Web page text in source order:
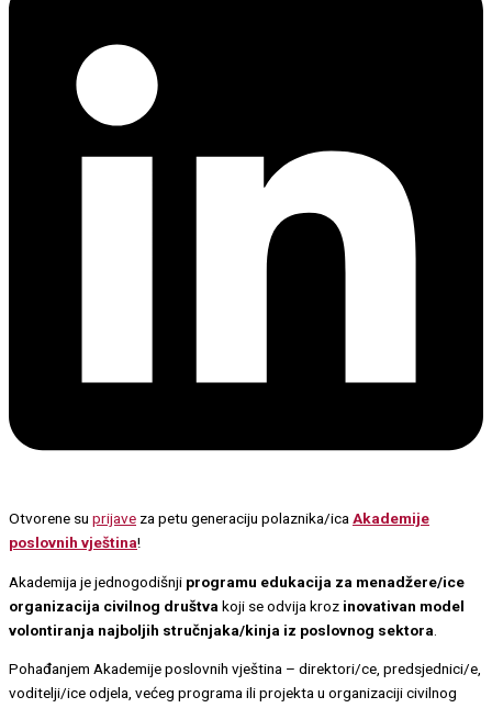
Otvorene su prijave za petu generaciju polaznika/ica Akademije
poslovnih vještina!
Akademija je jednogodišnji programu edukacija za menadžere/ice
organizacija civilnog društva koji se odvija kroz inovativan model
volontiranja najboljih stručnjaka/kinja iz poslovnog sektora
Pohađanjem Akademije poslovnih vještina – direktori/ce, predsjednici/e,
voditelji/ice odjela, većeg programa ili projekta u organizaciji civilnog